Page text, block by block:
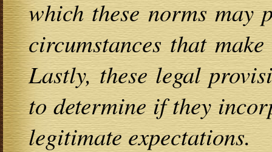
which these norms may
circumstances that
Lastly, these legal
to determine if they
legitimate expectations.